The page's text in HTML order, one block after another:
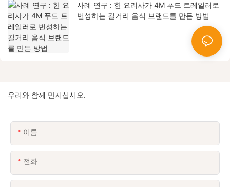
사례 연구 : 한 요리사가 4M 푸드 트레일러로
번성하는 길거리 음식 브랜드를 만든 방법
우리와 함께 만지십시오.
이름
전화